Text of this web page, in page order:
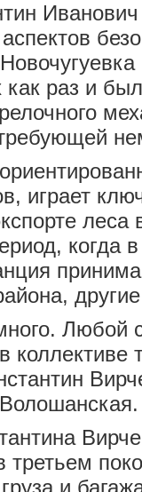
раз и
играет
леса
когда
Любой
коллективе
и